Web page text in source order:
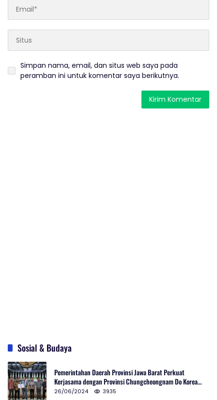
Simpan nama, email, dan situs web saya pada
peramban ini untuk komentar saya berikutnya.
Sosial & Budaya
Pemerintahan Daerah Provinsi Jawa Barat Perkuat
Kerjasama dengan Provinsi Chungcheongnam Do Korea
Selatan
26/06/2024 3935